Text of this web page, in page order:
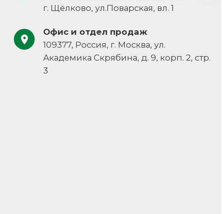
Документы
Пользовательское соглашение
О компании
Наши решения